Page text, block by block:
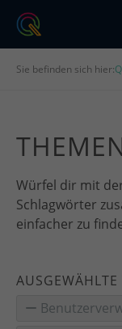
Sie befinden sich hier:
Würfel dir mit
Schlagwörter
einfacher zu